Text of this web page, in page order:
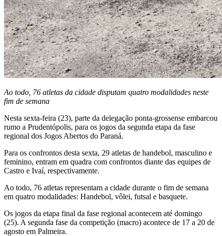
Ao todo, 76 atletas da cidade disputam quatro modalidades neste
fim de semana
Nesta sexta-feira (23), parte da delegação ponta-grossense embarcou
rumo a Prudentópolis, para os jogos da segunda etapa da fase
regional dos Jogos Abertos do Paraná.
Para os confrontos desta sexta, 29 atletas de handebol, masculino e
feminino, entram em quadra com confrontos diante das equipes de
Castro e Ivaí, respectivamente.
Ao todo, 76 atletas representam a cidade durante o fim de semana
em quatro modalidades: Handebol, vôlei, futsal e basquete.
Os jogos da etapa final da fase regional acontecem até domingo
(25). A segunda fase da competição (macro) acontece de 17 a 20 de
agosto em Palmeira.